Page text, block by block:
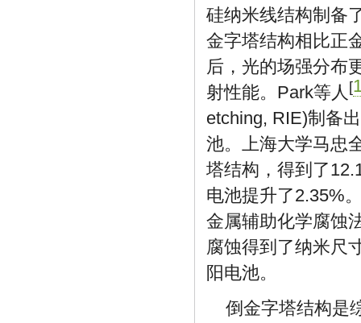
硅纳米线结构制备
金字塔结构相比正
后，光的场强分布
射性能。Park等人[
etching, RIE)制备
池。上海大学马忠
塔结构，得到了
电池提升了2.35%
金属辅助化学腐蚀
腐蚀得到了纳米尺
阳电池。
倒金字塔结构是